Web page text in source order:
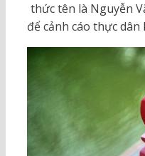
thức tên là Nguyễn
để cảnh cáo thực dân